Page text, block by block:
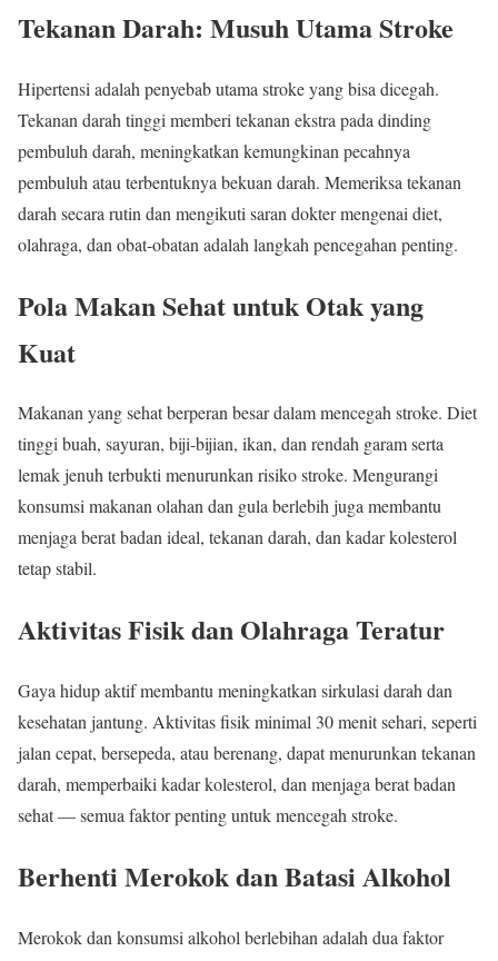
Tekanan Darah: Musuh Utama Stroke
Hipertensi adalah penyebab utama stroke yang bisa dicegah.
Tekanan darah tinggi memberi tekanan ekstra pada dinding
pembuluh darah, meningkatkan kemungkinan pecahnya
pembuluh atau terbentuknya bekuan darah. Memeriksa tekanan
darah secara rutin dan mengikuti saran dokter mengenai diet,
olahraga, dan obat-obatan adalah langkah pencegahan penting.
Pola Makan Sehat untuk Otak yang
Kuat
Makanan yang sehat berperan besar dalam mencegah stroke. Diet
tinggi buah, sayuran, biji-bijian, ikan, dan rendah garam serta
lemak jenuh terbukti menurunkan risiko stroke. Mengurangi
konsumsi makanan olahan dan gula berlebih juga membantu
menjaga berat badan ideal, tekanan darah, dan kadar kolesterol
tetap stabil.
Aktivitas Fisik dan Olahraga Teratur
Gaya hidup aktif membantu meningkatkan sirkulasi darah dan
kesehatan jantung. Aktivitas fisik minimal 30 menit sehari, seperti
jalan cepat, bersepeda, atau berenang, dapat menurunkan tekanan
darah, memperbaiki kadar kolesterol, dan menjaga berat badan
sehat — semua faktor penting untuk mencegah stroke.
Berhenti Merokok dan Batasi Alkohol
Merokok dan konsumsi alkohol berlebihan adalah dua faktor